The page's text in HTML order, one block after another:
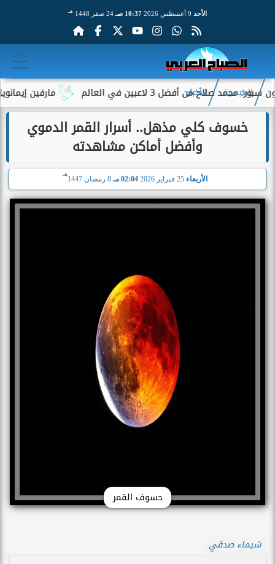
الأحد 10:37 صـ 24 صفر 1448 هـ
مارفين من أفضل 3 لاعبين في العالم
الرئيسية الأخبار
خسوف كلي مذهل.. أسرار القمر الدموي
وأفضل أماكن مشاهدته
الأربعاء 02:04 مـ 8 رمضان 1447
هـ
حسوف القمر
شيماء صدقي